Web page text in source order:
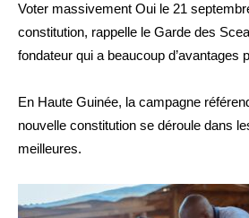
Voter massivement Oui le 21
constitution, rappelle le Garde des
fondateur qui a beaucoup d’avantages
En Haute Guinée, la campagne
nouvelle constitution se déroule dans
meilleures.